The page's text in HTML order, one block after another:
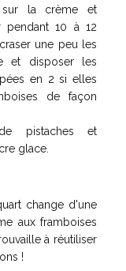
sur la crème et
pendant 10 à 12
une peu les
et disposer les
en 2 si elles
de façon
pistaches et
glace.
change d'une
aux framboises
à réutiliser
!